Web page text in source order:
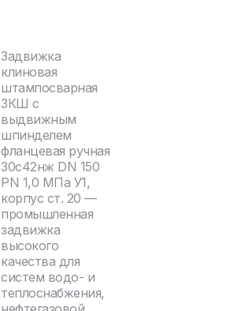
Задвижка
клиновая
штампосварная
ЗКШ с
выдвижным
шпинделем
фланцевая ручная
30с42нж DN 150
PN 1,0 МПа У1,
корпус ст. 20 —
промышленная
задвижка
высокого
качества для
систем водо- и
теплоснабжения,